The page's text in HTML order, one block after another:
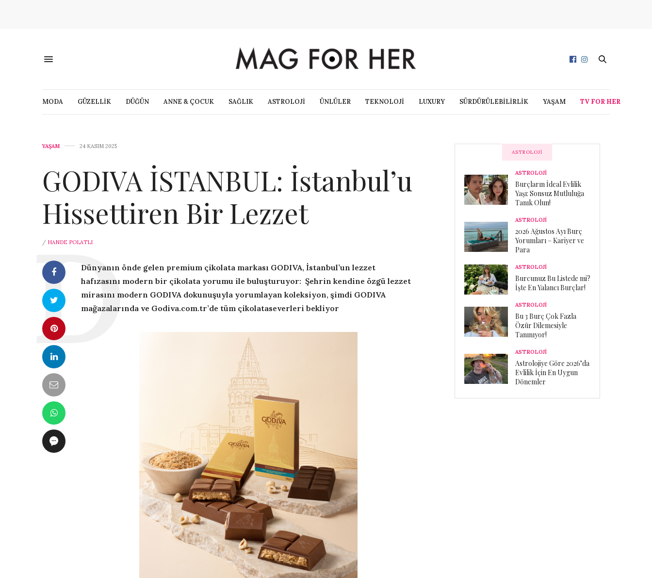
MODA GÜZELLİK DÜĞÜN ANNE & ÇOCUK SAĞLIK ASTROLOJİ ÜNLÜLER TEKNOLOJİ LUXURY SÜRDÜRÜLEBİLİRLİK YAŞAM TV FOR HER
YAŞAM 24 KASIM 2025
GODIVA İSTANBUL: İstanbul’u
Hissettiren Bir Lezzet
/ HANDE POLATLI
Dünyanın önde gelen premium çikolata markası GODIVA, İstanbul’un lezzet
hafızasını modern bir çikolata yorumu ile buluşturuyor: Şehrin kendine özgü lezzet
mirasını modern GODIVA dokunuşuyla yorumlayan koleksiyon, şimdi GODIVA
mağazalarında ve Godiva.com.tr’de tüm çikolataseverleri bekliyor
ASTROLOJI
ASTROLOJİ
Burçların İdeal Evlilik
Yaşı: Sonsuz Mutluluğa
Tanık Olun!
ASTROLOJİ
2026 Ağustos Ayı Burç
Yorumları – Kariyer ve
Para
ASTROLOJİ
Burcunuz Bu Listede mi?
İşte En Yalancı Burçlar!
ASTROLOJİ
Bu 3 Burç Çok Fazla
Özür Dilemesiyle
Tanınıyor!
ASTROLOJİ
Astrolojiye Göre 2026’da
Evlilik İçin En Uygun
Dönemler